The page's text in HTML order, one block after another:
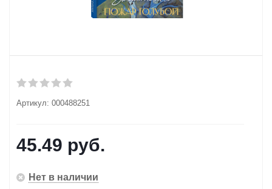
Артикул: 000488251
45.49 руб.
Нет в наличии